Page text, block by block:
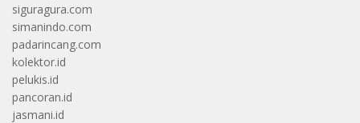
siguragura.com
simanindo.com
padarincang.com
kolektor.id
pelukis.id
pancoran.id
jasmani.id